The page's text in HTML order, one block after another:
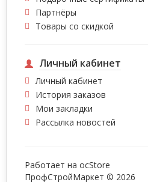
Партнёры
Товары со скидкой
Личный кабинет
Личный кабинет
История заказов
Мои закладки
Рассылка новостей
Работает на ocStore
ПрофСтройМаркет © 2026